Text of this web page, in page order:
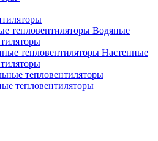
Водяные
Настенные
тепловентиляторы